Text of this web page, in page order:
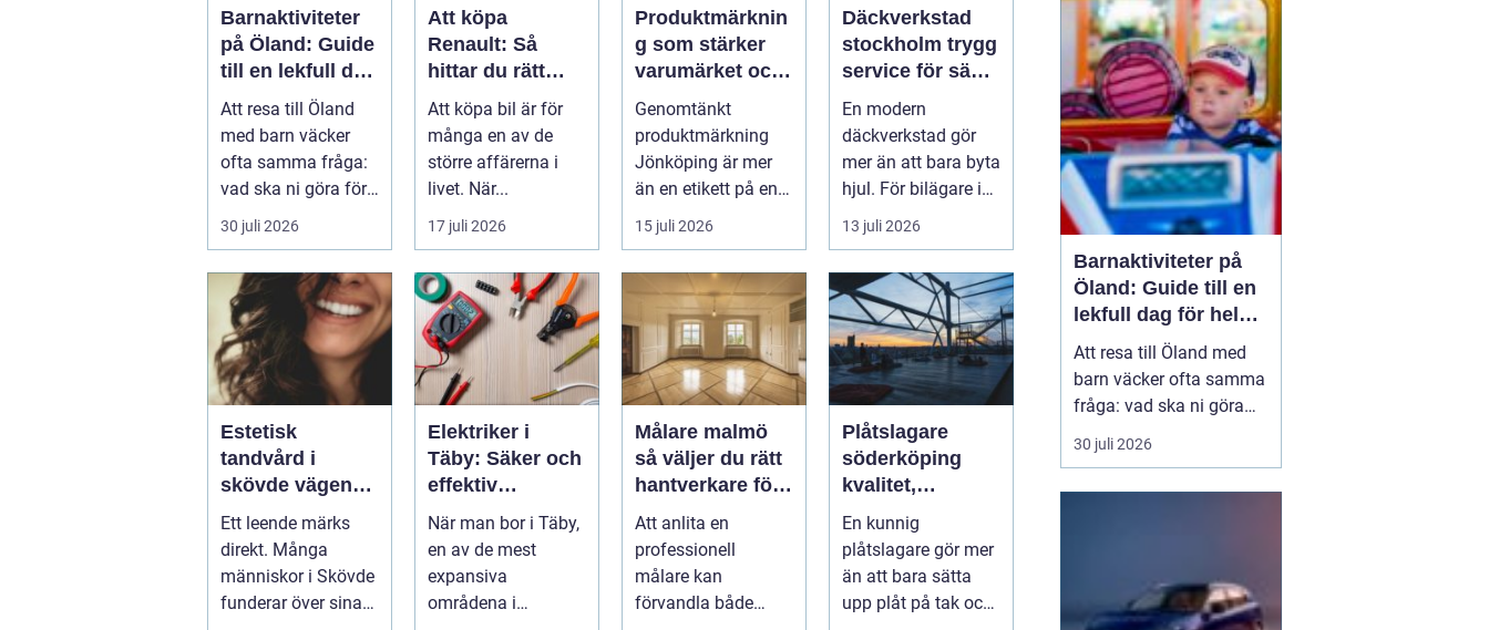
Barnaktiviteter
på Öland: Guide
till en lekfull dag
för hela familjen
Att resa till Öland
med barn väcker
ofta samma fråga:
vad ska ni göra för
30 juli 2026
Att köpa
Renault: Så
hittar du rätt
modell för din
vardag
Att köpa bil är för
många en av de
större affärerna i
livet. När...
17 juli 2026
Produktmärknin
g som stärker
varumärket och
förenklar
vardagen
Genomtänkt
produktmärkning
Jönköping är mer
än en etikett på en
15 juli 2026
Däckverkstad
stockholm trygg
service för säkra
mil året runt
En modern
däckverkstad gör
mer än att bara byta
hjul. För bilägare i
Stockholm handlar
valet av däck...
13 juli 2026
Estetisk
tandvård i
skövde vägen
till ett leende du
trivs med
Ett leende märks
direkt. Många
människor i Skövde
funderar över sina
Elektriker i
Täby: Säker och
effektiv
elinstallation i
norrort
När man bor i Täby,
en av de mest
expansiva
områdena i
Målare malmö
så väljer du rätt
hantverkare för
hem och företag
Att anlita en
professionell
målare kan
förvandla både
Plåtslagare
söderköping
kvalitet,
hållbarhet och
tryggt takarbete
En kunnig
plåtslagare gör mer
än att bara sätta
upp plåt på tak och
central roll för både
ekonomi och livskvalitet.
När fler söker sig mot
nat...
Barnaktiviteter på
Öland: Guide till en
lekfull dag för hela
familjen
Att resa till Öland med
barn väcker ofta samma
fråga: vad ska ni göra
för att alla ska trivas,
oavsett ålder och
30 juli 2026